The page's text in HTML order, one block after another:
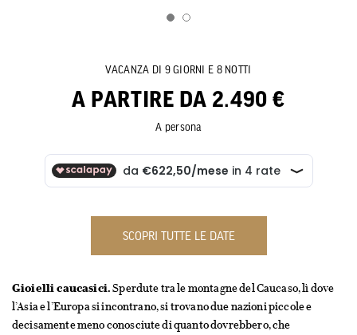
VACANZA DI 9 GIORNI E 8 NOTTI
A PARTIRE DA 2.490 €
A persona
SCOPRI TUTTE LE DATE
Gioielli caucasici.Sperdute tra le montagne del Caucaso, lì dove
l’Asia e l’Europa si incontrano, si trovano due nazioni piccole e
decisamente meno conosciute di quanto dovrebbero, che